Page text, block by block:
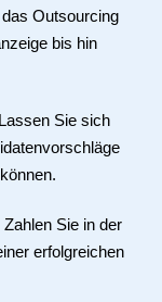
Outsourcing
bis hin
Lassen Sie sich
Zahlen Sie in der
erfolgreichen